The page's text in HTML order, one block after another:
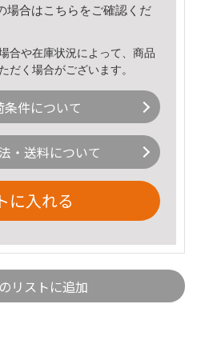
場合はこちら をご確認くだ
合や在庫状況によって、商品
だく場合がございます。
条件について
・送料について
に入れる
リストに追加